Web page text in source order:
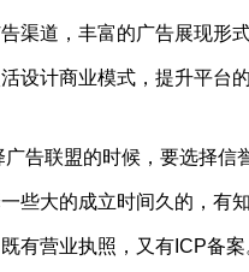
渠道，丰富的广告展现形
设计商业模式，提升平台的
广告联盟的时候，要选择信
些大的成立时间久的，有
有营业执照，又有ICP备